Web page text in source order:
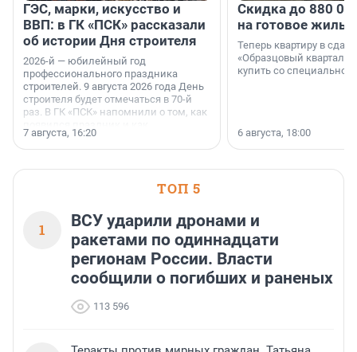
ГЭС, марки, искусство и
ВВП: в ГК «ПСК» рассказали
об истории Дня строителя
2026-й — юбилейный год
профессионального праздника
строителей. 9 августа 2026 года День
строителя будет отмечаться в 70-й
раз. В ГК «ПСК» напомнили о том, как
поменялась роль строительства.
7 августа, 16:20
Скидка до 880
на готовое
Теперь квартиру в
«Образцовый квартал
купить со специальной
6 августа, 18:00
ТОП 5
1
ВСУ ударили дронами и
ракетами по одиннадцати
регионам России. Власти
сообщили о погибших и раненых
113 596